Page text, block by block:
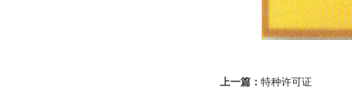
上一篇： 特种许可证